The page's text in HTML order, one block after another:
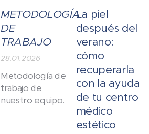
METODOLOGÍA
DE
TRABAJO
28.01.2026
Metodología de
trabajo de
nuestro equipo.
La piel
después del
verano:
cómo
recuperarla
con la ayuda
de tu centro
médico
estético